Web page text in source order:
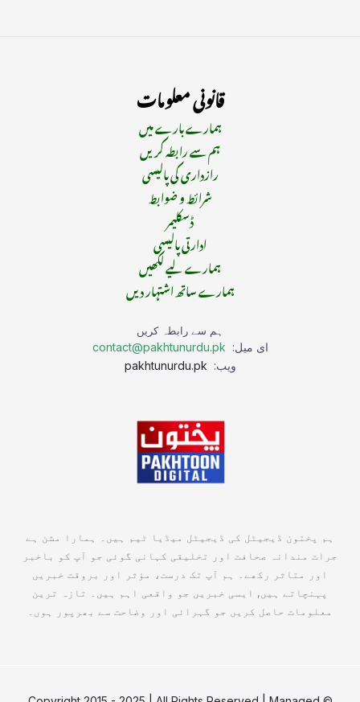
قانونی معلومات
ہمارے بارے میں
ہم سے رابطہ کریں
رازداری کی پالیسی
شرائط و ضوابط
ڈسکلیمر
ادارتی پالیسی
ہمارے لیے لکھیں
ہمارے ساتھ اشتہار دیں
ہم سے رابطہ کریں
ای میل: contact@pakhtunurdu.pk
ویب:
ہم پختون ڈیجیٹل کی ڈیجیٹل میڈیا ٹیم ہیں۔ ہمارا مشن ہے
جرات مندانہ صحافت اور تخلیقی کہانی گوئی جو آپ کو باخبر
اور متاثر رکھے۔ ہم آپ تک درست، مؤثر اور بروقت خبریں
پہنچاتے ہیں, ایسی خبریں جو واقعی اہم ہیں۔ تازہ ترین
معلومات حاصل کریں جو گہرائی اور وضاحت سے بھرپور ہوں۔